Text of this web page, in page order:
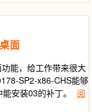
面
能，给工作带来很大
SP2-x86-CHS能够
安装03的补丁。
阅